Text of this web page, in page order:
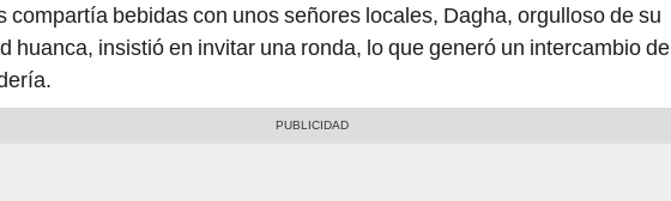
compartía bebidas con unos señores locales, Dagha, orgulloso de su
huanca, insistió en invitar una ronda, lo que generó un intercambio de